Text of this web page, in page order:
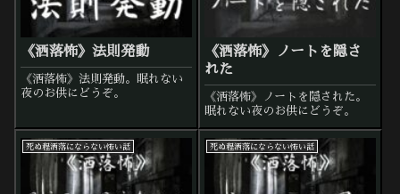
《洒落怖》法則発動
《洒落怖》法則発動。眠れない
夜のお供にどうぞ。
《洒落怖》ノートを隠さ
れた
《洒落怖》ノートを隠された。
眠れない夜のお供にどうぞ。
死ぬ程洒落にならない怖い話 死ぬ程洒落にならない怖い話